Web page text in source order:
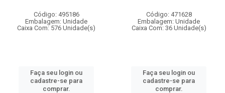
Código: 495186
Embalagem: Unidade
Caixa Com: 576 Unidade(s)
Faça seu login ou
cadastre-se para
comprar.
Código: 471628
Embalagem: Unidade
Caixa Com: 36 Unidade(s)
Faça seu login ou
cadastre-se para
comprar.